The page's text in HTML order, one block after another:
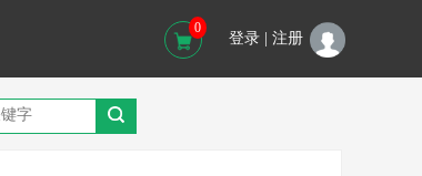
登录 | 注册
0